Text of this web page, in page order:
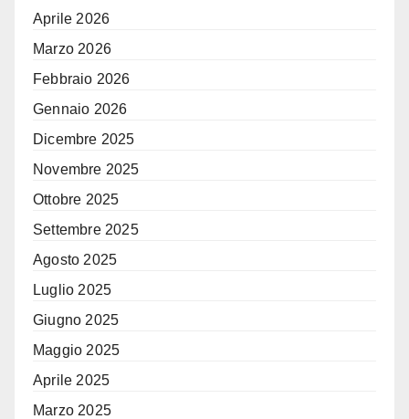
Aprile 2026
Marzo 2026
Febbraio 2026
Gennaio 2026
Dicembre 2025
Novembre 2025
Ottobre 2025
Settembre 2025
Agosto 2025
Luglio 2025
Giugno 2025
Maggio 2025
Aprile 2025
Marzo 2025